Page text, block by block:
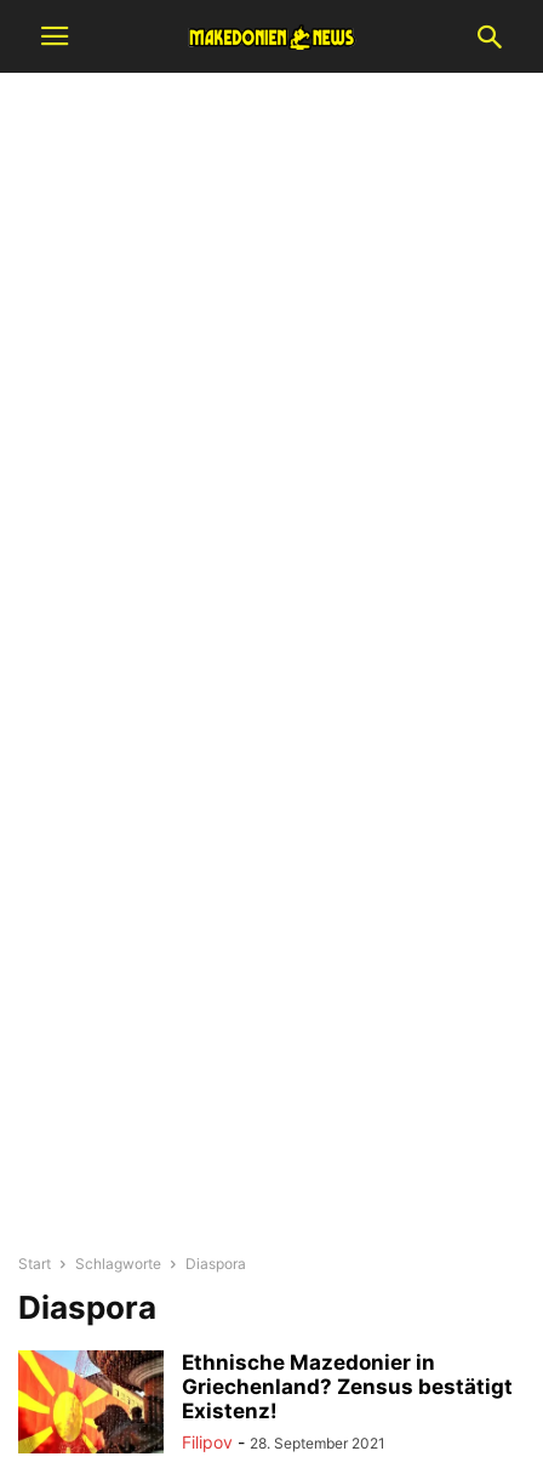
Start Schlagworte Diaspora
Diaspora
Ethnische Mazedonier in
Griechenland? Zensus bestätigt
Existenz!
Filipov - 28. September 2021